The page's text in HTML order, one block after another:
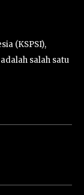
(KSPSI),
salah satu